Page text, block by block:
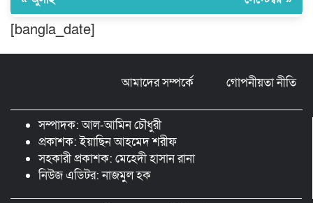
বগুড়ায় দিনমজুরের বাজারে শাহ্ ফতেহ আলী
আশঙ্কাজনক অবস্থায় চিকিৎসাধীন বহু
[bangla_date]
আমাদের সম্পর্কে গোপনীয়তা নীতি
সম্পাদক: আল-আমিন চৌধুরী
প্রকাশক: ইয়াছিন আহমেদ শরীফ
সহকারী প্রকাশক: মেহেদী হাসান রানা
নিউজ এডিটর: নাজমুল হক